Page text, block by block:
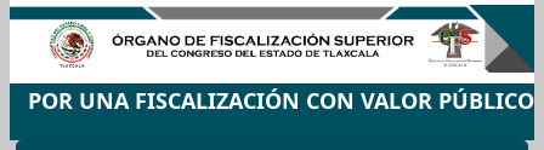
POR UNA FISCALIZACIÓN CON VALOR PÚBLICO